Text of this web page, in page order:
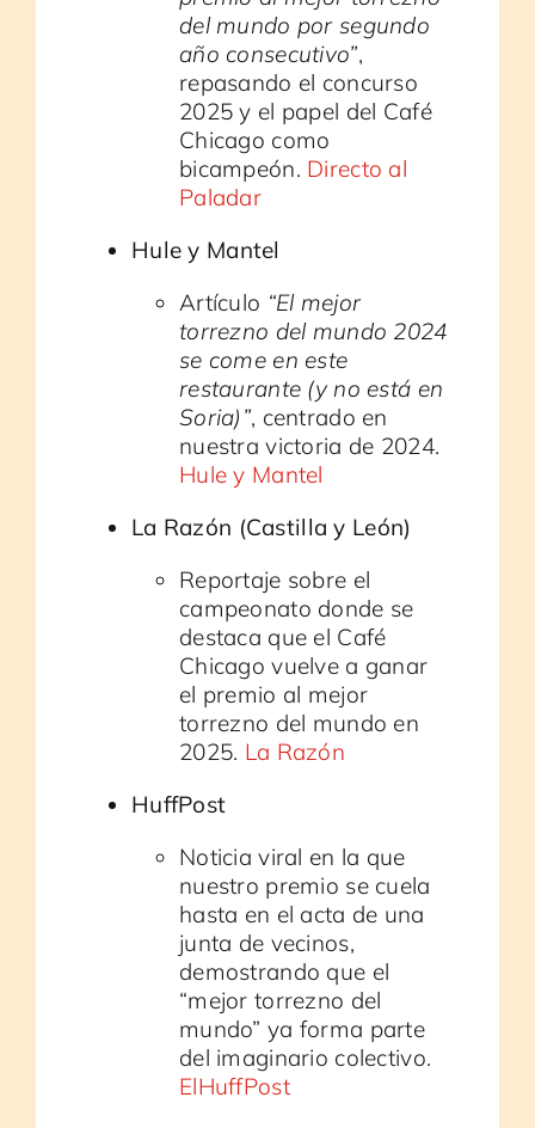
del mundo por segundo
año consecutivo”,
repasando el concurso
2025 y el papel del Café
Chicago como
bicampeón. Directo al
Paladar
Hule y Mantel
Artículo “El mejor
torrezno del mundo 2024
se come en este
restaurante (y no está en
Soria)”, centrado en
nuestra victoria de 2024.
Hule y Mantel
La Razón (Castilla y León)
Reportaje sobre el
campeonato donde se
destaca que el Café
Chicago vuelve a ganar
el premio al mejor
torrezno del mundo en
2025. La Razón
HuffPost
Noticia viral en la que
nuestro premio se cuela
hasta en el acta de una
junta de vecinos,
demostrando que el
“mejor torrezno del
mundo” ya forma parte
del imaginario colectivo.
ElHuffPost